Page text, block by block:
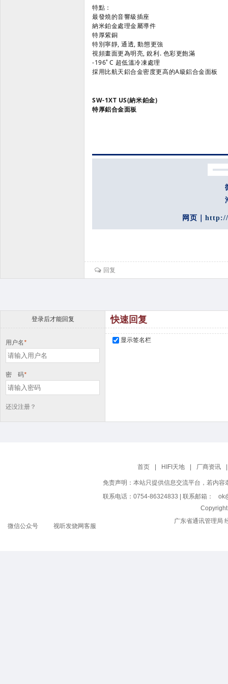
特點：
最發燒的音響級插座
納米鉑金處理金屬導件
特厚紫銅
特別寧靜, 通透, 動態更強
視頻畫面更為明亮, 銳利. 色彩更飽滿
-196ﾟC 超低溫冷凍處理
採用比航天鋁合金密度更高的A級鋁合金面板
SW-1XT US(納米鉑金)
特厚鋁合金面板
网页｜ http://
回复
登录后才能回复
用户名*
密 码*
还没注册？
快速回复
显示签名栏
首页 HIFI天地 厂商资讯
微信公众号 视听发烧网客服
免责声明：本站只提供信息交流平台，若内
联系电话：0754-86324833 | 联系邮箱：
广东省通讯管理局